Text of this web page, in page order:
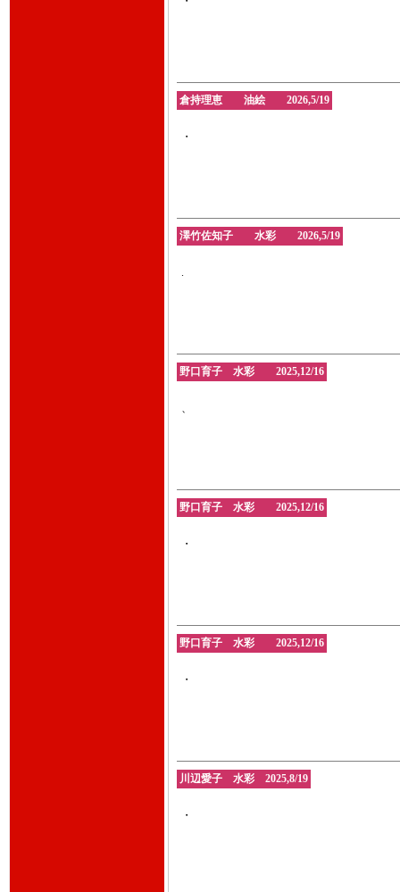
倉持理恵 油絵 2026,5/19
・
澤竹佐知子 水彩 2026,5/19
.
野口育子 水彩 2025,12/16
、
野口育子 水彩 2025,12/16
・
野口育子 水彩 2025,12/16
・
川辺愛子 水彩 2025,8/19
・